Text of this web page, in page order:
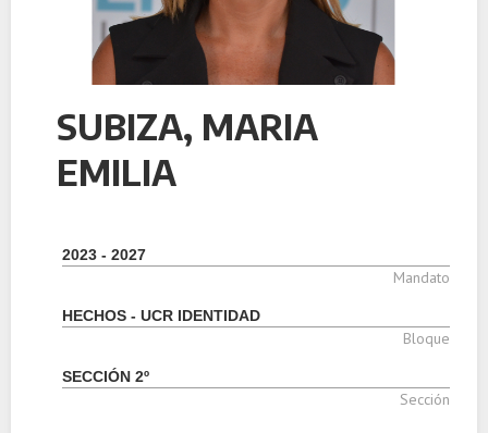
VISITAS GUIADAS
CONTACTO
SUBIZA, MARIA
EMILIA
2023 - 2027
Mandato
HECHOS - UCR IDENTIDAD
Bloque
SECCIÓN 2º
Sección